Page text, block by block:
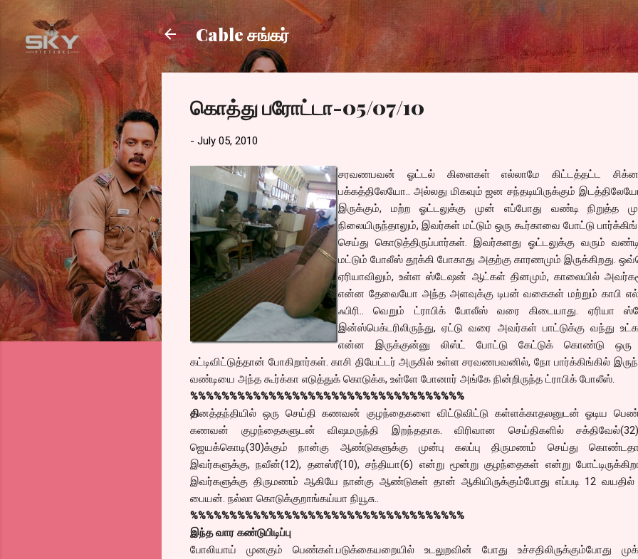
Skip to main content
Cable சங்கர்
கொத்து பரோட்டா-05/07/10
- July 05, 2010
சரவணபவன் ஓட்டல் கிளைகள் எல்லாமே கிட்டத்தட்ட
பக்கத்திலேயோ.. அல்லது மிகவும் ஜன சந்தடியிருக்கும்
இருக்கும், மற்ற ஓட்டலுக்கு முன் எப்போது வண்டி நிறுத்த
நிலையிருந்தாலும், இவர்கள் மட்டும் ஒரு கூர்காவை போட்டு
செய்து கொடுத்திருப்பார்கள். இவர்களது ஓட்டலுக்கு வரும்
மட்டும் போலீஸ் தூக்கி போகாது அதற்கு காரணமும் இருக்கிறது.
ஏரியாவிலும், உள்ள ஸ்டேஷன் ஆட்கள் தினமும், காலையில்
என்ன தேவையோ அந்த அளவுக்கு டிபன் வகைகள் மற்றும் காபி
ஃபிரி.. வெறும் ட்ராபிக் போலீஸ் வரை கிடையாது. ஏரியா
இன்ஸ்பெக்டரிலிருந்து, ஏட்டு வரை அவர்கள் பாட்டுக்கு வந்து
என்ன இருக்குன்னு லிஸ்ட் போட்டு கேட்டுக் கொண்டு ஒரு
கட்டிவிட்டுத்தான் போகிறார்கள். காசி தியேட்டர் அருகில் உள்ள சரவணபவனில், நோ பார்க்கிங்கில்
வண்டியை அந்த கூர்க்கா எடுத்துக் கொடுக்க, உள்ளே போனார் அங்கே நின்றிருந்த ட்ராபிக் போலீஸ்.
%%%%%%%%%%%%%%%%%%%%%%%%%%%%%%%%%%%
தினத்தந்தியில் ஒரு செய்தி கணவன் குழந்தைகளை விட்டுவிட்டு கள்ளக்காதலனுடன் ஓடிய
கணவன் குழந்தைகளுடன் விஷமருந்தி இறந்ததாக. விரிவான செய்திகளில்
ஜெயக்கொடி(30)க்கும் நான்கு ஆண்டுகளுக்கு முன்பு கலப்பு திருமணம் செய்து
இவர்களுக்கு, நவீன்(12), தனஸ்ரீ(10), சந்தியா(6) என்று மூன்று குழந்தைகள் என்று
இவர்களுக்கு திருமணம் ஆகியே நான்கு ஆண்டுகள் தான் ஆகியிருக்கும்போது எப்படி 12 வயதில்
பையன். நல்லா கொடுக்குறாங்கய்யா நியூசு..
%%%%%%%%%%%%%%%%%%%%%%%%%%%%%%%%%%%
இந்த வார கண்டுபிடிப்பு
போலியாய் முனகும் பெண்கள்.படுக்கையறையில் உடலுறவின் போது உச்சதிலிருக்கும்போது